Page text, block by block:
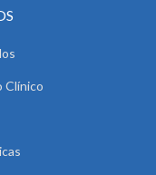
Clínico